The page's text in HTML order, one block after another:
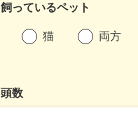
飼っているペット
猫 両方
頭数